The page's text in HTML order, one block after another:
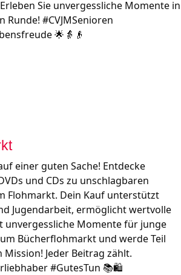
Sie unvergessliche Momente in
Runde! #CVJMSenioren
🌟👵👴
einer guten Sache! Entdecke
und CDs zu unschlagbaren
Flohmarkt. Dein Kauf unterstützt
Jugendarbeit, ermöglicht wertvolle
unvergessliche Momente für junge
Bücherflohmarkt und werde Teil
Jeder Beitrag zählt.
#GutesTun 📚🛍️